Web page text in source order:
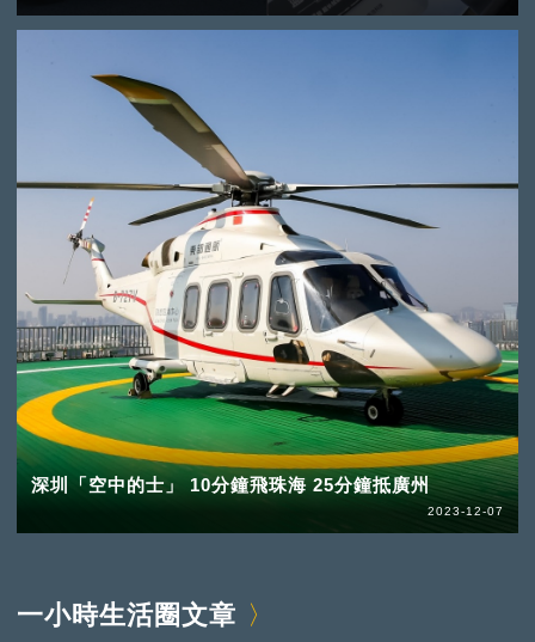
深圳「空中的士」 10分鐘飛珠海 25分鐘抵廣州
2023-12-07
一小時生活圈文章